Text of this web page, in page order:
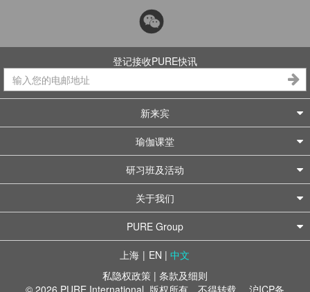
登记接收PURE快讯
新来宾
瑜伽课堂
研习班及活动
关于我们
PURE Group
上海 | EN | 中文
私隐权政策 | 条款及细则
© 2026 PURE International. 版权所有，不得转载。 沪ICP备